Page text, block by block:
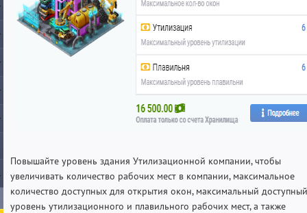
Повышайте уровень здания Утилизационной компании, чтобы
увеличивать количество рабочих мест в компании, максимальное
количество доступных для открытия окон, максимальный доступный
уровень утилизационного и плавильного рабочих мест, а также